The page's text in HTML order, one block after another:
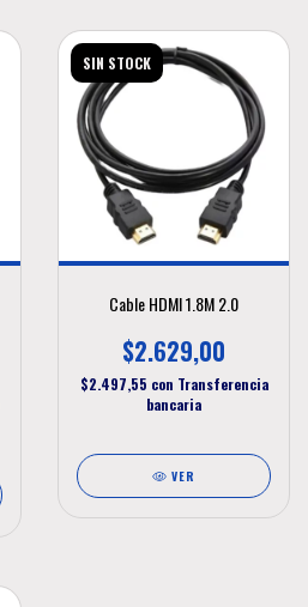
SIN STOCK
Cable HDMI 1.8M 2.0
$2.629,00
$2.497,55 con Transferencia
bancaria
VER